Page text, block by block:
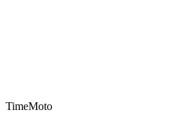
TimeMoto